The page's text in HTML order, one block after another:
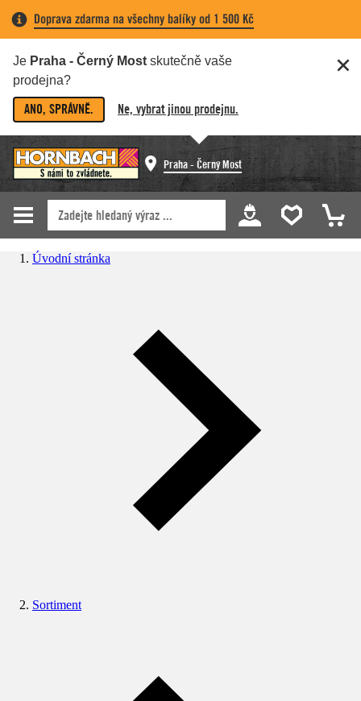
Doprava zdarma na všechny balíky od 1 500 Kč
Je Praha - Černý Most skutečně vaše
prodejna?
ANO, SPRÁVNĚ. Ne, vybrat jinou prodejnu.
Praha - Černý Most
Úvodní stránka
Sortiment